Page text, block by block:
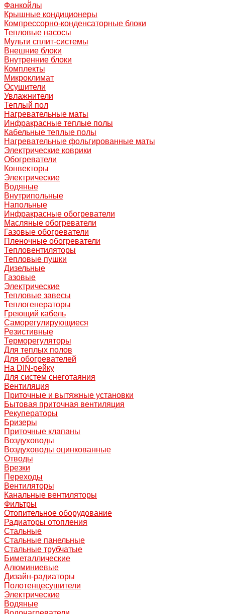
Фанкойлы
Крышные кондиционеры
Компрессорно-конденсаторные блоки
Тепловые насосы
Мульти сплит-системы
Внешние блоки
Внутренние блоки
Комплекты
Микроклимат
Осушители
Увлажнители
Теплый пол
Нагревательные маты
Инфракрасные теплые полы
Кабельные теплые полы
Нагревательные фольгированные маты
Электрические коврики
Обогреватели
Конвекторы
Электрические
Водяные
Внутрипольные
Напольные
Инфракрасные обогреватели
Масляные обогреватели
Газовые обогреватели
Пленочные обогреватели
Тепловентиляторы
Тепловые пушки
Дизельные
Газовые
Электрические
Тепловые завесы
Теплогенераторы
Греющий кабель
Саморегулирующиеся
Резистивные
Терморегуляторы
Для теплых полов
Для обогревателей
На DIN-рейку
Для систем снеготаяния
Вентиляция
Приточные и вытяжные установки
Бытовая приточная вентиляция
Рекуператоры
Бризеры
Приточные клапаны
Воздуховоды
Воздуховоды оцинкованные
Отводы
Врезки
Переходы
Вентиляторы
Канальные вентиляторы
Фильтры
Отопительное оборудование
Радиаторы отопления
Стальные
Стальные панельные
Стальные трубчатые
Биметаллические
Алюминиевые
Дизайн-радиаторы
Полотенцесушители
Электрические
Водяные